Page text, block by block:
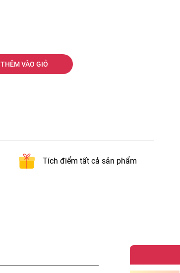
THÊM VÀO GIỎ
Tích điểm tất cả sản phẩm